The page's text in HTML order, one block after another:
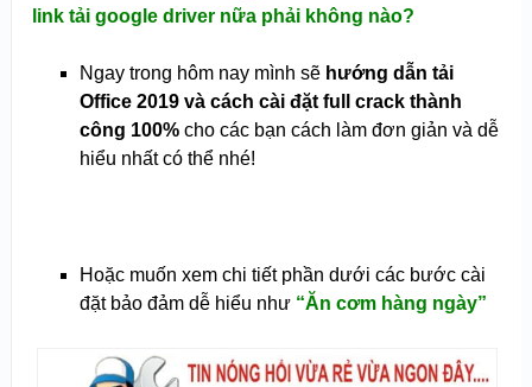
link tải google driver nữa phải không nào?
Ngay trong hôm nay mình sẽ hướng dẫn tải
Office 2019 và cách cài đặt full crack thành
công 100%cho các bạn cách làm đơn giản và dễ
hiểu nhất có thể nhé!
Hoặc muốn xem chi tiết phần dưới các bước cài
đặt bảo đảm dễ hiểu như “Ăn cơm hàng ngày”